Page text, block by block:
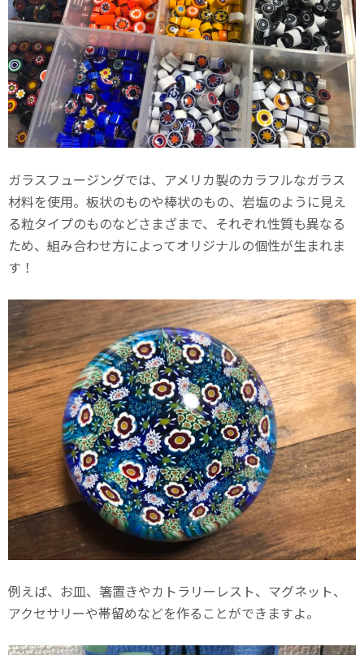
ガラスフュージングでは、アメリカ製のカラフルなガラス
材料を使用。板状のものや棒状のもの、岩塩のように見え
る粒タイプのものなどさまざまで、それぞれ性質も異なる
ため、組み合わせ方によってオリジナルの個性が生まれま
す！
例えば、お皿、箸置きやカトラリーレスト、マグネット、
アクセサリーや帯留めなどを作ることができますよ。